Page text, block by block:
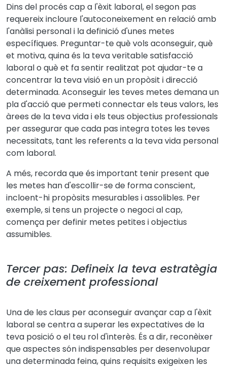
Dins del procés cap a l'èxit laboral, el segon pas
requereix incloure l'autoconeixement en relació amb
l'anàlisi personal i la definició d'unes metes
específiques. Preguntar-te què vols aconseguir, què
et motiva, quina és la teva veritable satisfacció
laboral o què et fa sentir realitzat pot ajudar-te a
concentrar la teva visió en un propòsit i direcció
determinada. Aconseguir les teves metes demana un
pla d'acció que permeti connectar els teus valors, les
àrees de la teva vida i els teus objectius professionals
per assegurar que cada pas integra totes les teves
necessitats, tant les referents a la teva vida personal
com laboral.
A més, recorda que és important tenir present que
les metes han d'escollir-se de forma conscient,
incloent-hi propòsits mesurables i assolibles. Per
exemple, si tens un projecte o negoci al cap,
comença per definir metes petites i objectius
assumibles.
Tercer pas: Defineix la teva estratègia
de creixement professional
Una de les claus per aconseguir avançar cap a l'èxit
laboral se centra a superar les expectatives de la
teva posició o el teu rol d'interès. És a dir, reconèixer
que aspectes són indispensables per desenvolupar
una determinada feina, quins requisits exigeixen les